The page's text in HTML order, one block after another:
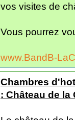
vos visites de
Vous pourrez
www.BandB-
Chambres
: Château de la